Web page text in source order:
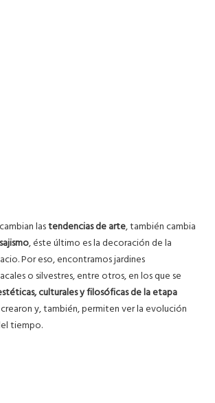
lastendencias de arte, también cambia
, éste último es la decoración de la
Por eso, encontramos jardines
o silvestres, entre otros, en los que se
culturales y filosóficas de la etapa
y, también, permiten ver la evolución
tiempo.